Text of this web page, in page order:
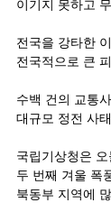
이기지 못하고
전국을 강타한
전국적으로 큰
수백 건의 교통
대규모 정전 사
국립기상청은 오
두 번째 겨울 폭
북동부 지역에